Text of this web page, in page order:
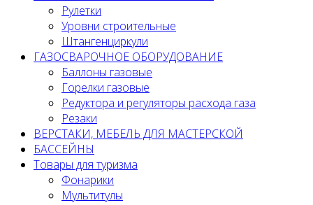
Рулетки
Уровни строительные
Штангенциркули
ГАЗОСВАРОЧНОЕ ОБОРУДОВАНИЕ
Баллоны газовые
Горелки газовые
Редуктора и регуляторы расхода газа
Резаки
ВЕРСТАКИ, МЕБЕЛЬ ДЛЯ МАСТЕРСКОЙ
БАССЕЙНЫ
Товары для туризма
Фонарики
Мультитулы